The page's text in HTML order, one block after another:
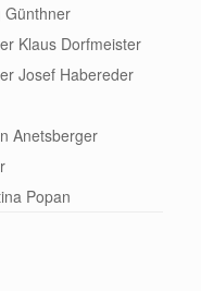
Günthner
Klaus Dorfmeister
Josef Habereder
Anetsberger
Popan